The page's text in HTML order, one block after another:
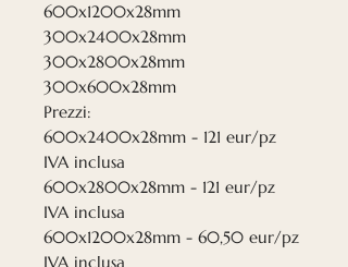
600x1200x28mm
300x2400x28mm
300x2800x28mm
300x600x28mm
Prezzi:
600x2400x28mm - 121 eur/pz
IVA inclusa
600x2800x28mm - 121 eur/pz
IVA inclusa
600x1200x28mm - 60,50 eur/pz
IVA inclusa